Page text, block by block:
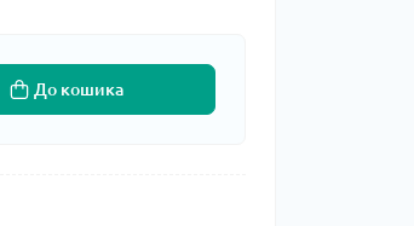
До кошика